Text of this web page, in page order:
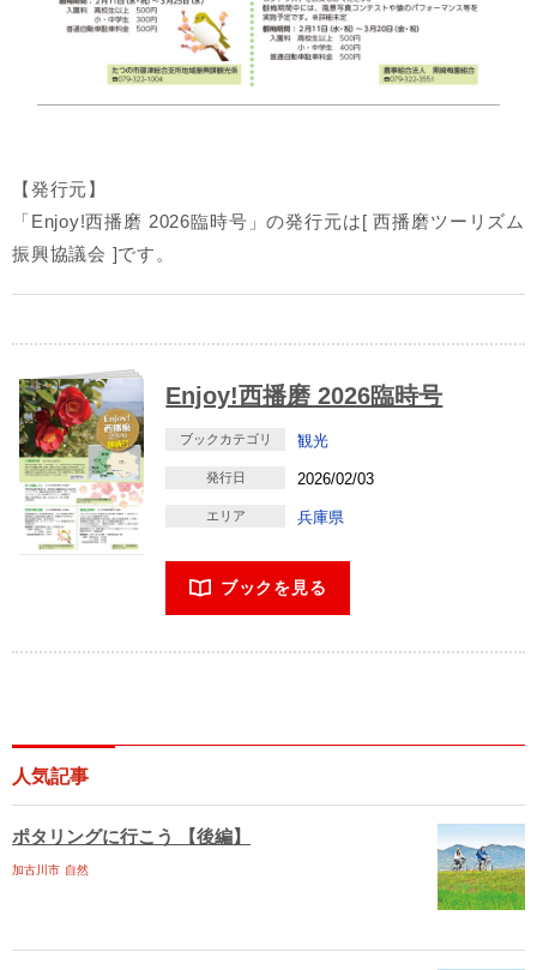
【発行元】
「Enjoy!西播磨 2026臨時号」の発行元は[ 西播磨ツーリズム
振興協議会 ]です。
Enjoy!西播磨 2026臨時号
ブックカテゴリ 観光
発行日 2026/02/03
エリア 兵庫県
ブックを見る
人気記事
ポタリングに行こう 【後編】
加古川市 自然